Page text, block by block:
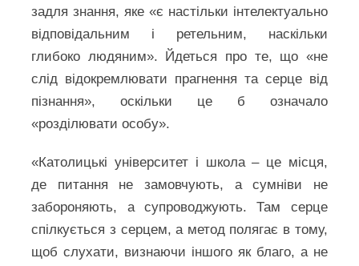
задля знання, яке «є настільки інтелектуально
відповідальним і ретельним, наскільки
глибоко людяним». Йдеться про те, що «не
слід відокремлювати прагнення та серце від
пізнання», оскільки це б означало
«розділювати особу».
«Католицькі університет і школа – це місця,
де питання не замовчують, а сумніви не
забороняють, а супроводжують. Там серце
спілкується з серцем, а метод полягає в тому,
щоб слухати, визнаючи іншого як благо, а не